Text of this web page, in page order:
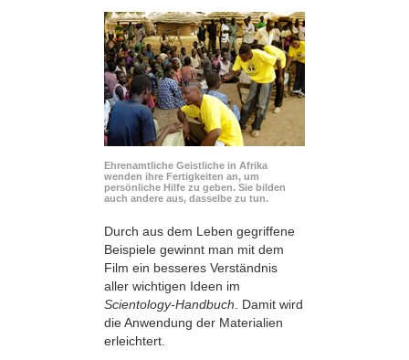
Ehrenamtliche Geistliche in Afrika
wenden ihre Fertigkeiten an, um
persönliche Hilfe zu geben. Sie bilden
auch andere aus, dasselbe zu tun.
Durch aus dem Leben gegriffene
Beispiele gewinnt man mit dem
Film ein besseres Verständnis
aller wichtigen Ideen im
Scientology-Handbuch . Damit wird
die Anwendung der Materialien
erleichtert.